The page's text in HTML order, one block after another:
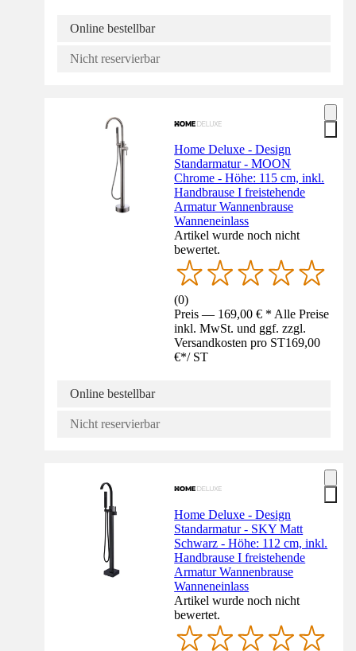
Online bestellbar
Nicht reservierbar
Home Deluxe - Design
Standarmatur - MOON
Chrome - Höhe: 115 cm, inkl.
Handbrause I freistehende
Armatur Wannenbrause
Wanneneinlass
Artikel wurde noch nicht
bewertet.
(0)
Preis — 169,00 € * Alle Preise
inkl. MwSt. und ggf. zzgl.
Versandkosten pro ST169,00
€*/ ST
Online bestellbar
Nicht reservierbar
Home Deluxe - Design
Standarmatur - SKY Matt
Schwarz - Höhe: 112 cm, inkl.
Handbrause I freistehende
Armatur Wannenbrause
Wanneneinlass
Artikel wurde noch nicht
bewertet.